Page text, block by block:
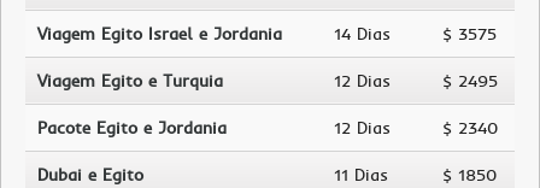
Viagem Egito Israel e Jordania 14 Dias $ 3575
Viagem Egito e Turquia 12 Dias $ 2495
Pacote Egito e Jordania 12 Dias $ 2340
Dubai e Egito 11 Dias $ 1850